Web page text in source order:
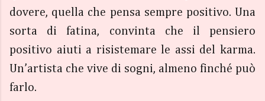
dovere, quella che pensa sempre positivo. Una
sorta di fatina, convinta che il pensiero
positivo aiuti a risistemare le assi del karma.
Un’artista che vive di sogni, almeno finché può
farlo.